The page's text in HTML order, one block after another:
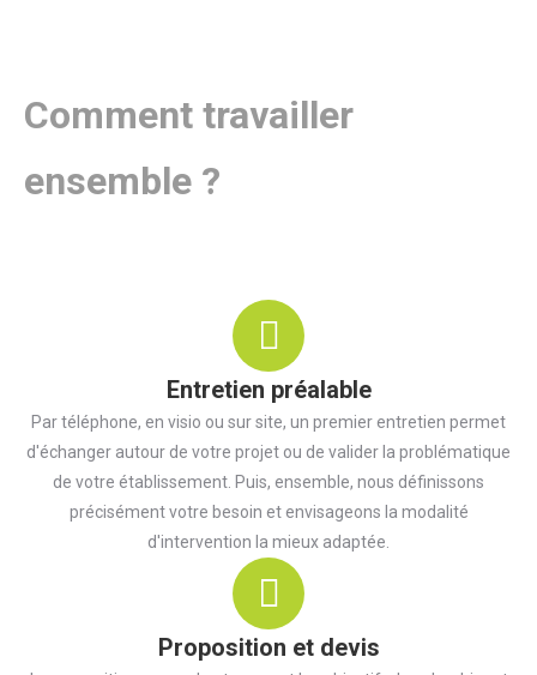
Comment travailler
ensemble ?
Entretien préalable
Par téléphone, en visio ou sur site, un premier entretien permet
d'échanger autour de votre projet ou de valider la problématique
de votre établissement. Puis, ensemble, nous définissons
précisément votre besoin et envisageons la modalité
d'intervention la mieux adaptée.
Proposition et devis